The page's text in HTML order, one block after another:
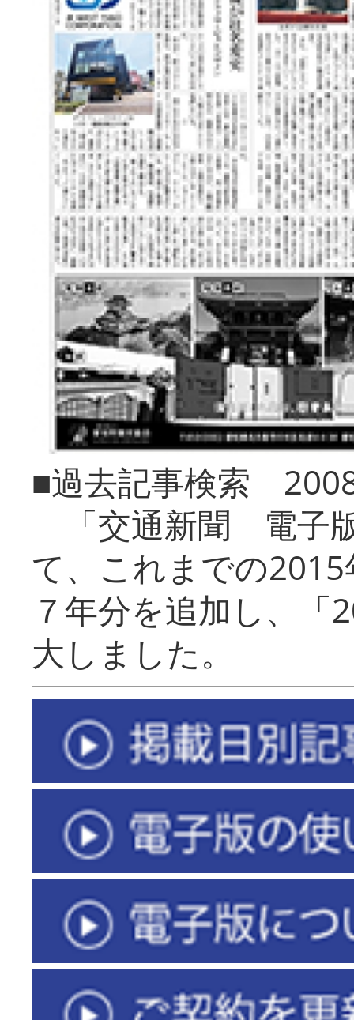
■過去記事検索
「交通新聞 電子
て、これまでの
７年分を追加し、「
大しまし